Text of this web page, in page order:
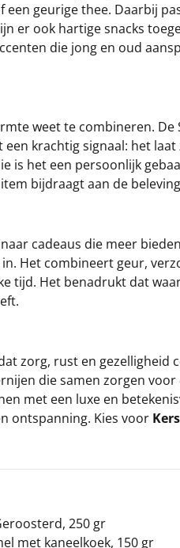
geurige thee. Daarbij
er ook hartige snacks
die jong en oud
weet te combineren.
krachtig signaal: het
het een persoonlijk
bijdraagt aan de
cadeaus die meer
Het combineert geur,
tijd. Het benadrukt dat
zorg, rust en gezelligheid
die samen zorgen
met een luxe en
ontspanning. Kies voor
250 gr
met kaneelkoek, 150 gr